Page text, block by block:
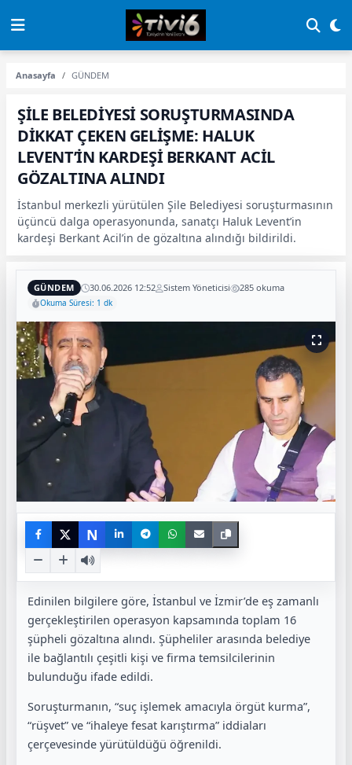
Anasayfa GÜNDEM
ŞİLE BELEDİYESİ SORUŞTURMASINDA
DİKKAT ÇEKEN GELİŞME: HALUK
LEVENT’İN KARDEŞİ BERKANT ACİL
GÖZALTINA ALINDI
İstanbul merkezli yürütülen Şile Belediyesi soruşturmasının
üçüncü dalga operasyonunda, sanatçı Haluk Levent’in
kardeşi Berkant Acil’in de gözaltına alındığı bildirildi.
GÜNDEM 30.06.2026 12:52 Sistem Yöneticisi 285 okuma
Okuma Süresi: 1 dk
N
Edinilen bilgilere göre, İstanbul ve İzmir’de eş zamanlı
gerçekleştirilen operasyon kapsamında toplam 16
şüpheli gözaltına alındı. Şüpheliler arasında belediye
ile bağlantılı çeşitli kişi ve firma temsilcilerinin
bulunduğu ifade edildi.
Soruşturmanın, “suç işlemek amacıyla örgüt kurma”,
“rüşvet” ve “ihaleye fesat karıştırma” iddiaları
çerçevesinde yürütüldüğü öğrenildi.